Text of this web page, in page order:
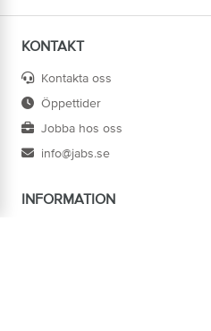
KONTAKT
Kontakta oss
Öppettider
Jobba hos oss
info@jabs.se
INFORMATION